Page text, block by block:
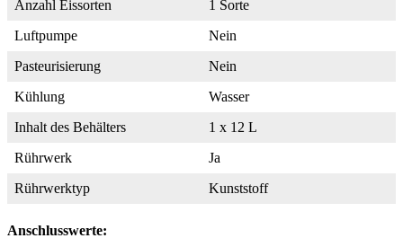
Anzahl Eissorten
1 Sorte
Luftpumpe
Nein
Pasteurisierung
Nein
Kühlung
Wasser
Inhalt des Behälters
1 x 12 L
Rührwerk
Ja
Rührwerktyp
Kunststoff
Anschlusswerte: